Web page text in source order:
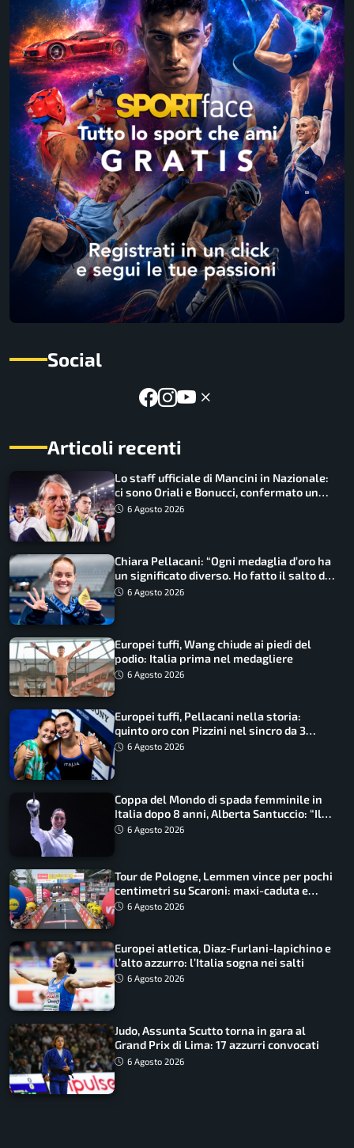
Social
Articoli recenti
Lo staff ufficiale di Mancini in Nazionale:
ci sono Oriali e Bonucci, confermato un
ritorno
6 Agosto 2026
Chiara Pellacani: “Ogni medaglia d’oro ha
un significato diverso. Ho fatto il salto di
qualità”
6 Agosto 2026
Europei tuffi, Wang chiude ai piedi del
podio: Italia prima nel medagliere
6 Agosto 2026
Europei tuffi, Pellacani nella storia:
quinto oro con Pizzini nel sincro da 3
metri
6 Agosto 2026
Coppa del Mondo di spada femminile in
Italia dopo 8 anni, Alberta Santuccio: “Il
lavoro dà sempre i suoi frutti”
6 Agosto 2026
Tour de Pologne, Lemmen vince per pochi
centimetri su Scaroni: maxi-caduta e
tappa accorciata
6 Agosto 2026
Europei atletica, Diaz-Furlani-Iapichino e
l’alto azzurro: l’Italia sogna nei salti
6 Agosto 2026
Judo, Assunta Scutto torna in gara al
Grand Prix di Lima: 17 azzurri convocati
6 Agosto 2026